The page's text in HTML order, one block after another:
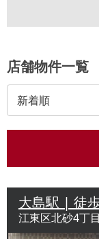
店舗物件一覧
大島駅 | 徒
江東区北砂4丁目